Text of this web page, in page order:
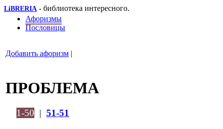
LiBRERIA - библиотека интересного.
Афоризмы
Пословицы
Добавить афоризм |
ПРОБЛЕМА
1-50 | 51-51